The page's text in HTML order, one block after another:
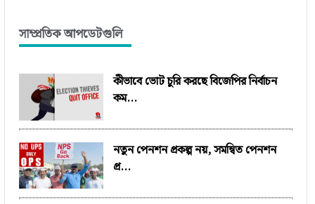
সাম্প্রতিক আপডেটগুলি
কীভাবে ভোট চুরি করছে বিজেপির নির্বাচন
কম...
নতুন পেনশন প্রকল্প নয়, সমন্বিত পেনশন
প্র...